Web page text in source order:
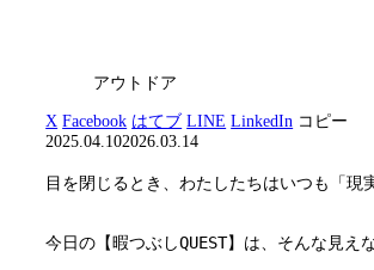
アウトドア
X Facebook はてブ LINE LinkedIn コピー
2025.04.102026.03.14
目を閉じるとき、わたしたちはいつも「
今日の【暇つぶしQUEST】は、そんな見